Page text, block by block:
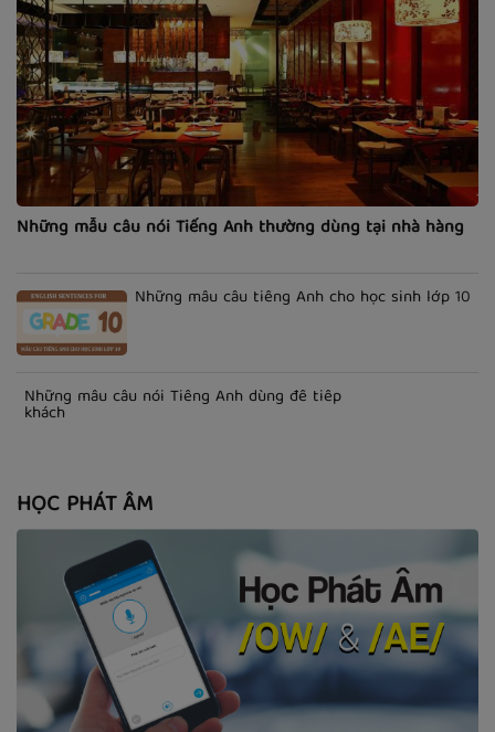
Những mẫu câu nói Tiếng Anh thường dùng tại nhà hàng
Những mẫu câu tiếng Anh cho học sinh lớp 10
Những mẫu câu nói Tiếng Anh dùng để tiếp
khách
HỌC PHÁT ÂM